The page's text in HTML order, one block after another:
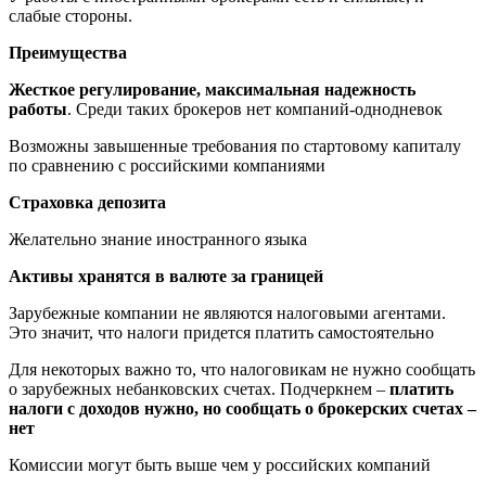
слабые стороны.
Преимущества
Жесткое регулирование, максимальная надежность
работы. Среди таких брокеров нет компаний-однодневок
Возможны завышенные требования по стартовому капиталу
по сравнению с российскими компаниями
Страховка депозита
Желательно знание иностранного языка
Активы хранятся в валюте за границей
Зарубежные компании не являются налоговыми агентами.
Это значит, что налоги придется платить самостоятельно
Для некоторых важно то, что налоговикам не нужно сообщать
о зарубежных небанковских счетах. Подчеркнем – платить
налоги с доходов нужно, но сообщать о брокерских счетах –
нет
Комиссии могут быть выше чем у российских компаний